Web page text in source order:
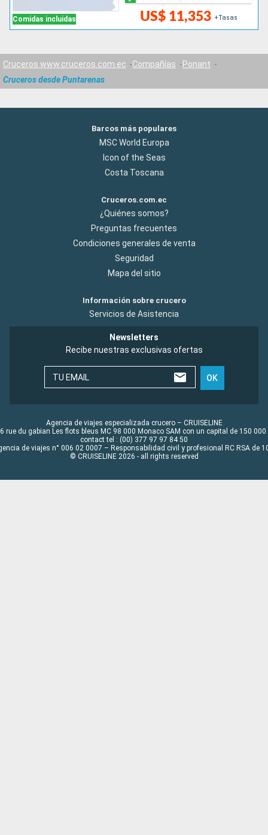
Comidas incluidas US$ 11,353 +Tasas
Cruceros www.cruceros.com.ec Compañías
Ponant
Cruceros desde Puntarenas
Barcos más populares
MSC World Europa
Icon of the Seas
Costa Toscana
Cruceros.com.ec
¿Quiénes somos?
Preguntas frecuentes
Condiciones generales de venta
Seguridad
Mapa del sitio
Información sobre crucero
Servicios de Asistencia
Newsletters
Recibe nuestras exclusivas ofertas
TU EMAIL OK
Agencia de viajes especializada crucero – CRUISELINE
rue du gabian Les flots bleus MC 98 000 Monaco SAM con un capital de 150 000
contact tel : (00) 377 97 97 84 50
de viajes n° 006 02 0007 – Responsabilidad civil y profesional RC RSA de
© CRUISELINE 2026 - all rights reserved